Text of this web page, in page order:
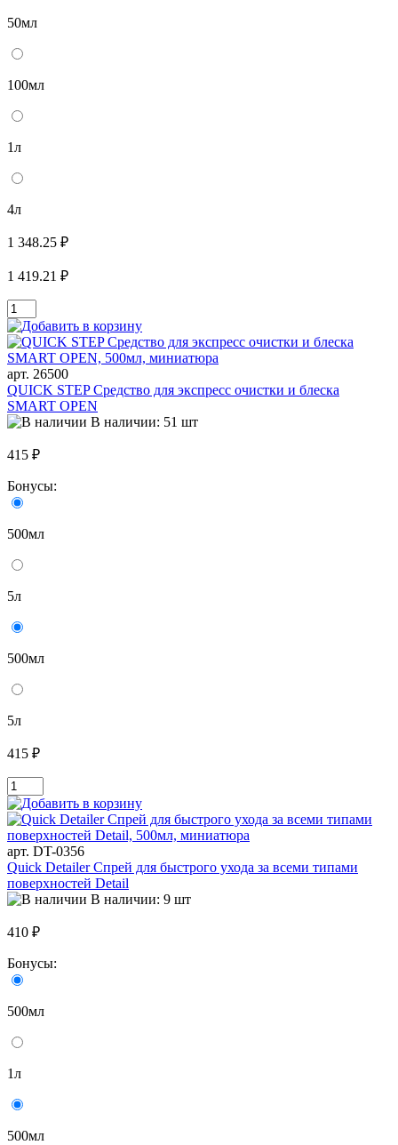
50мл
100мл
1л
4л
1 348.25 ₽
1 419.21 ₽
арт. 26500
QUICK STEP Средство для экспресс очистки и блеска
SMART OPEN
В наличии: 51 шт
415 ₽
Бонусы:
500мл
5л
500мл
5л
415 ₽
арт. DT-0356
Quick Detailer Спрей для быстрого ухода за всеми типами
поверхностей Detail
В наличии: 9 шт
410 ₽
Бонусы:
500мл
1л
500мл